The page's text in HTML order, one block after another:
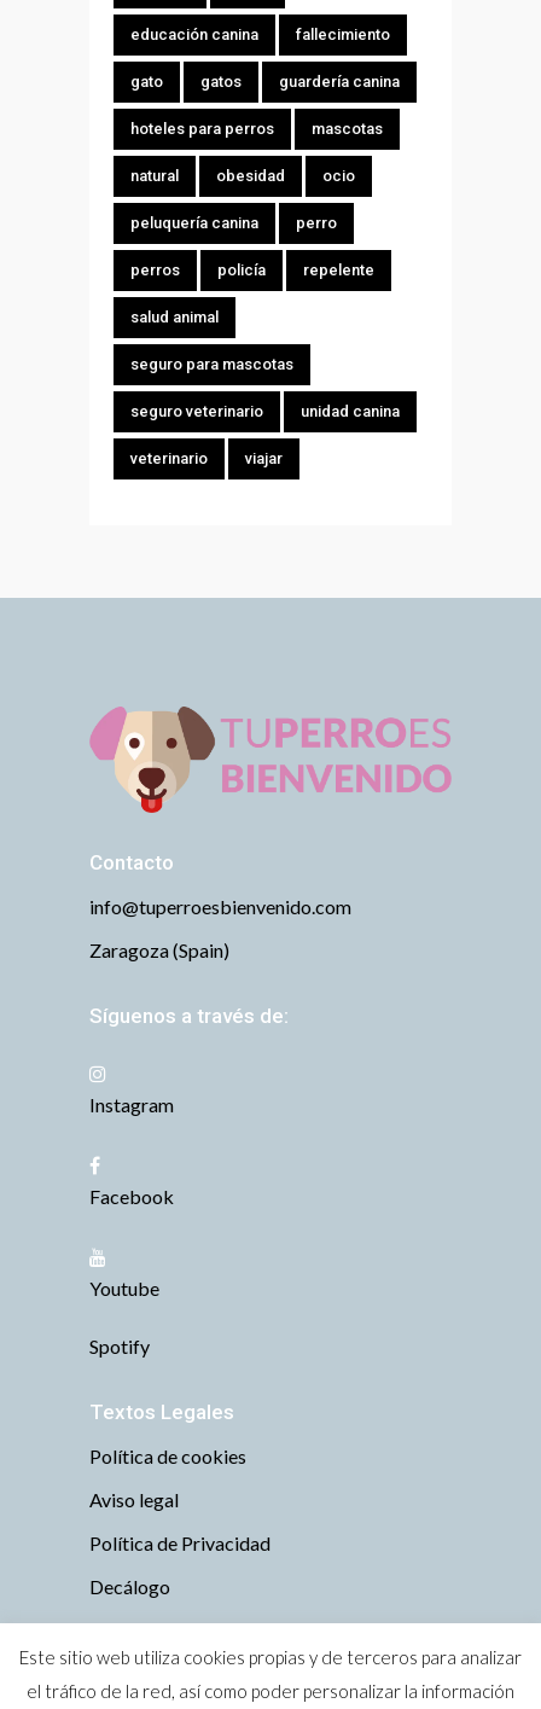
educación canina fallecimiento
gato gatos guardería canina
hoteles para perros mascotas
natural obesidad ocio
peluquería canina perro
perros policía repelente
salud animal
seguro para mascotas
seguro veterinario unidad canina
veterinario viajar
Contacto
info@tuperroesbienvenido.com
Zaragoza (Spain)
Síguenos a través de:
Instagram
Facebook
Youtube
Spotify
Textos Legales
Política de cookies
Aviso legal
Política de Privacidad
Decálogo
Este sitio web utiliza cookies propias y de terceros para analizar
el tráfico de la red, así como poder personalizar la información